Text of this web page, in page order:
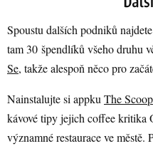
Spoustu dalších podniků
tam 30 špendlíků všeho druhu
Se, takže alespoň něco pro
Nainstalujte si appku The Scoop
kávové tipy jejich coffee kritika
významné restaurace ve